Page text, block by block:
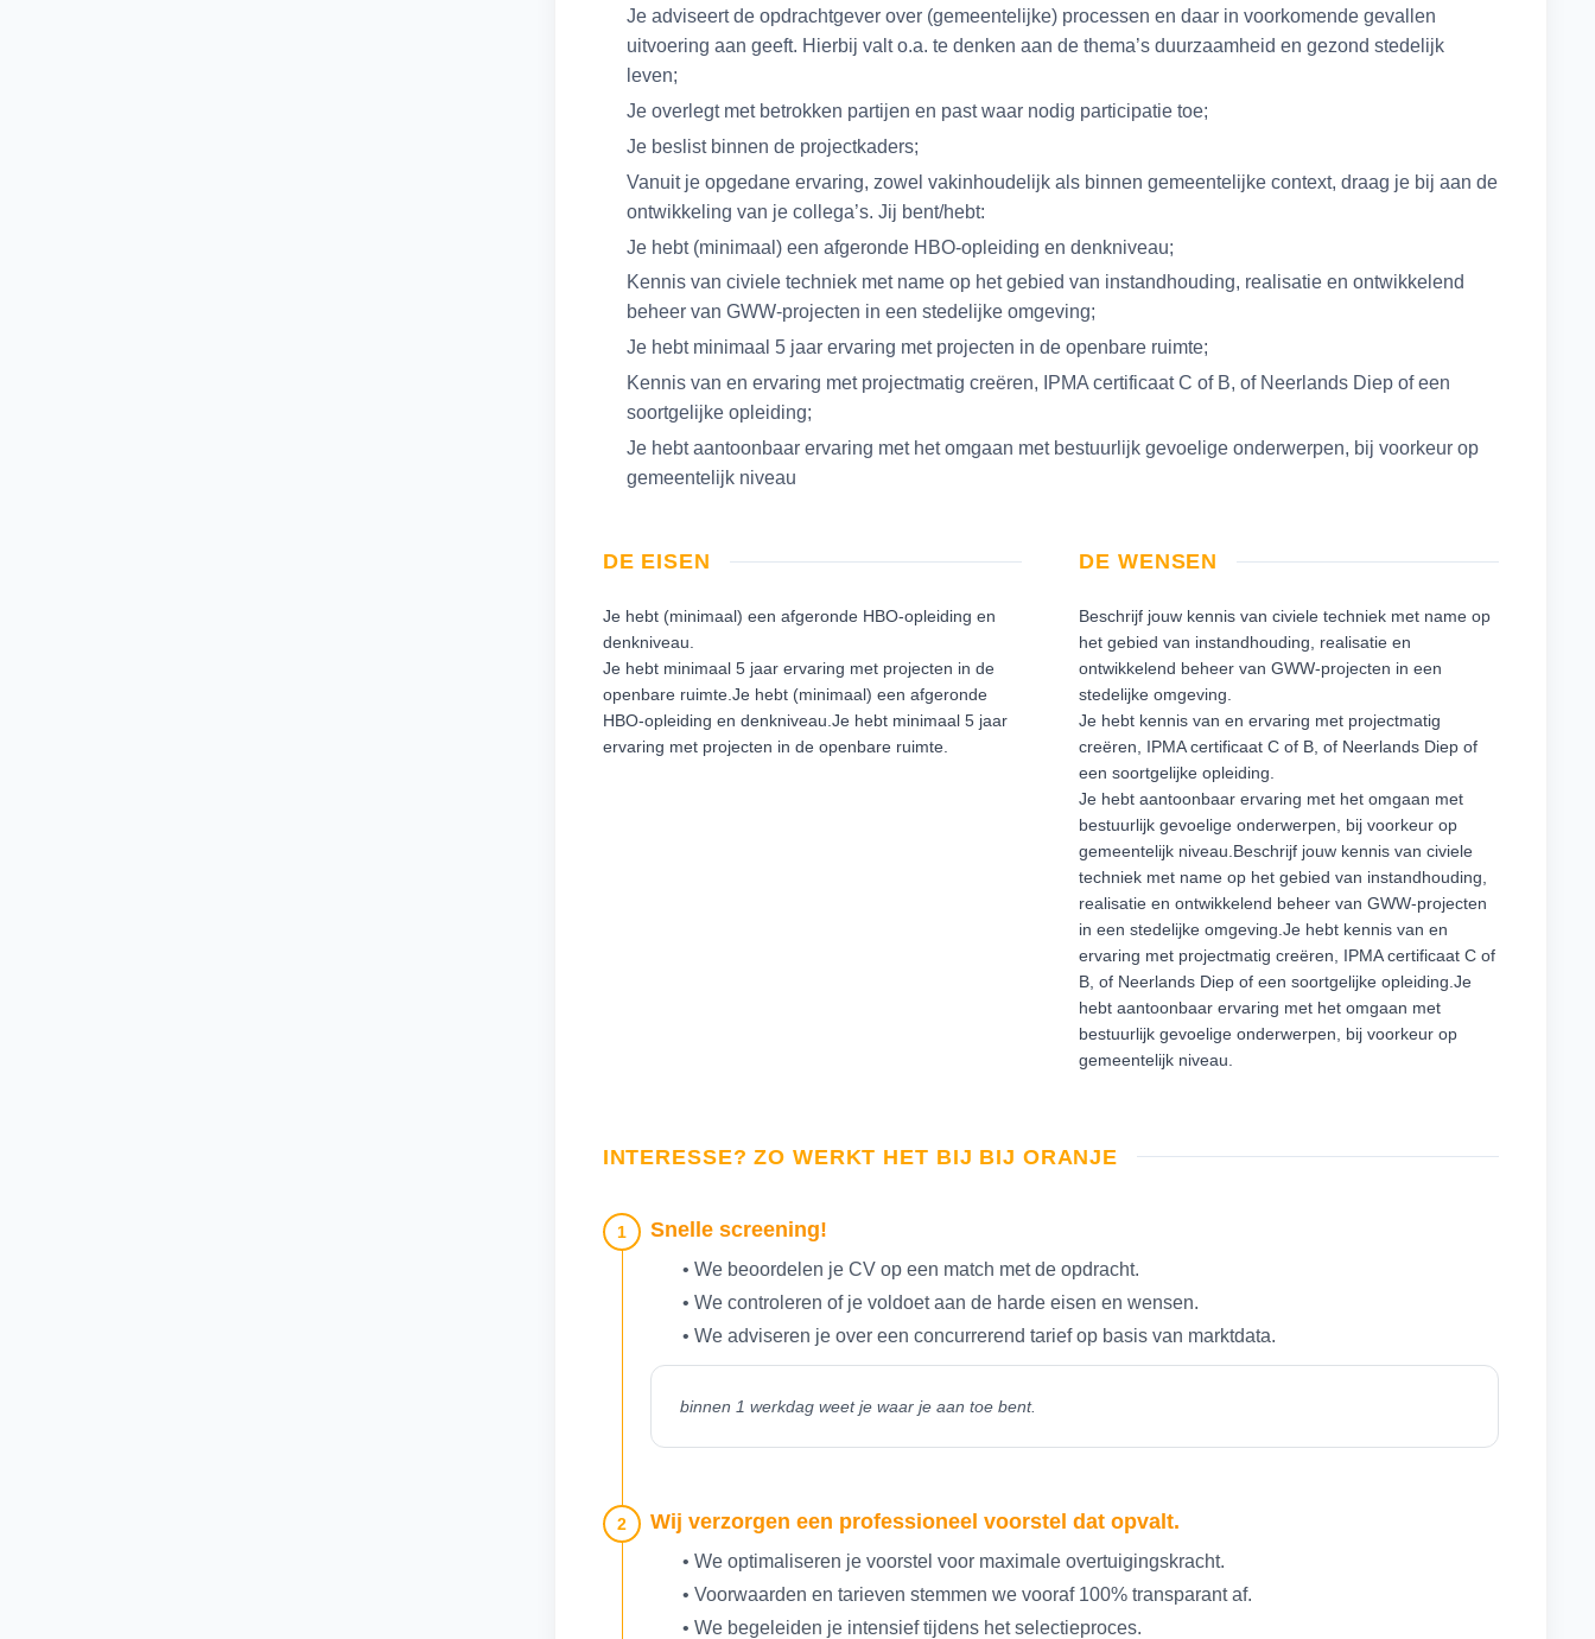
Je adviseert de opdrachtgever over (gemeentelijke) processen en daar in voorkomende gevallen
uitvoering aan geeft. Hierbij valt o.a. te denken aan de thema’s duurzaamheid en gezond stedelijk
leven;
Je overlegt met betrokken partijen en past waar nodig participatie toe;
Je beslist binnen de projectkaders;
Vanuit je opgedane ervaring, zowel vakinhoudelijk als binnen gemeentelijke context, draag je bij aan de
ontwikkeling van je collega’s. Jij bent/hebt:
Je hebt (minimaal) een afgeronde HBO-opleiding en denkniveau;
Kennis van civiele techniek met name op het gebied van instandhouding, realisatie en ontwikkelend
beheer van GWW-projecten in een stedelijke omgeving;
Je hebt minimaal 5 jaar ervaring met projecten in de openbare ruimte;
Kennis van en ervaring met projectmatig creëren, IPMA certificaat C of B, of Neerlands Diep of een
soortgelijke opleiding;
Je hebt aantoonbaar ervaring met het omgaan met bestuurlijk gevoelige onderwerpen, bij voorkeur op
gemeentelijk niveau
DE EISEN
Je hebt (minimaal) een afgeronde HBO-opleiding en
denkniveau.
Je hebt minimaal 5 jaar ervaring met projecten in de
openbare ruimte.Je hebt (minimaal) een afgeronde
HBO-opleiding en denkniveau.Je hebt minimaal 5 jaar
ervaring met projecten in de openbare ruimte.
DE WENSEN
Beschrijf jouw kennis van civiele techniek met name op
het gebied van instandhouding, realisatie en
ontwikkelend beheer van GWW-projecten in een
stedelijke omgeving.
Je hebt kennis van en ervaring met projectmatig
creëren, IPMA certificaat C of B, of Neerlands Diep of
een soortgelijke opleiding.
Je hebt aantoonbaar ervaring met het omgaan met
bestuurlijk gevoelige onderwerpen, bij voorkeur op
gemeentelijk niveau.Beschrijf jouw kennis van civiele
techniek met name op het gebied van instandhouding,
realisatie en ontwikkelend beheer van GWW-projecten
in een stedelijke omgeving.Je hebt kennis van en
ervaring met projectmatig creëren, IPMA certificaat C of
B, of Neerlands Diep of een soortgelijke opleiding.Je
hebt aantoonbaar ervaring met het omgaan met
bestuurlijk gevoelige onderwerpen, bij voorkeur op
gemeentelijk niveau.
INTERESSE? ZO WERKT HET BIJ BIJ ORANJE
1 Snelle screening!
• We beoordelen je CV op een match met de opdracht.
• We controleren of je voldoet aan de harde eisen en wensen.
• We adviseren je over een concurrerend tarief op basis van marktdata.
binnen 1 werkdag weet je waar je aan toe bent.
2 Wij verzorgen een professioneel voorstel dat opvalt.
• We optimaliseren je voorstel voor maximale overtuigingskracht.
• Voorwaarden en tarieven stemmen we vooraf 100% transparant af.
• We begeleiden je intensief tijdens het selectieproces.